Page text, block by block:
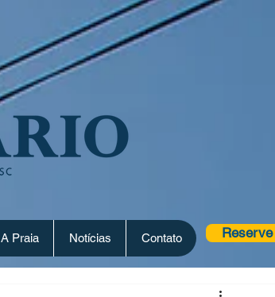
A Praia Notícias Contato